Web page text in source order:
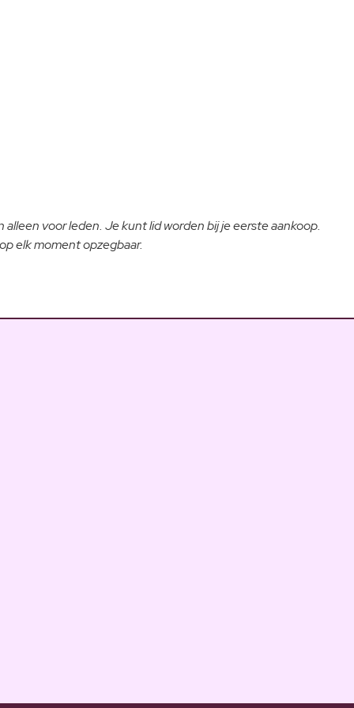
voor leden. Je kunt lid worden bij je eerste aankoop.
elk moment opzegbaar.